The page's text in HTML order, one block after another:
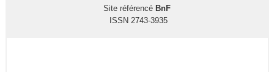
Site référencé BnF
ISSN 2743-3935